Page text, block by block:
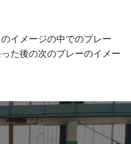
イメージの中でのプレー
た後の次のプレーのイメー